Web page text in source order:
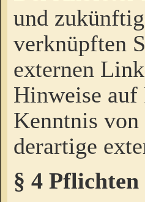
und
verknüpften
externen
Hinweise auf
Kenntnis von
derartige
§ 4 Pflichten